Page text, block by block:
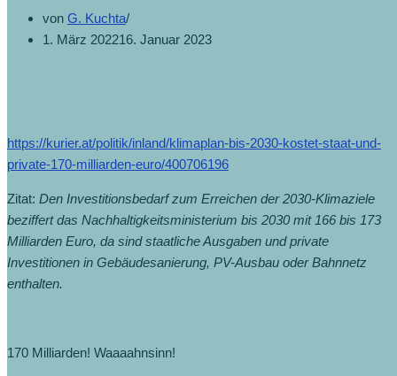
von G. Kuchta
1. März 202216. Januar 2023
https://kurier.at/politik/inland/klimaplan-bis-2030-kostet-staat-und-
private-170-milliarden-euro/400706196
Zitat: Den Investitionsbedarf zum Erreichen der 2030-Klimaziele
beziffert das Nachhaltigkeitsministerium bis 2030 mit 166 bis 173
Milliarden Euro, da sind staatliche Ausgaben und private
Investitionen in Gebäudesanierung, PV-Ausbau oder Bahnnetz
enthalten.
170 Milliarden! Waaaahnsinn!